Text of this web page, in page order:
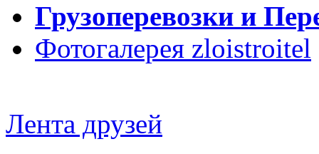
Грузоперевозки и
Фотогалерея zloistroitel
Лента друзей